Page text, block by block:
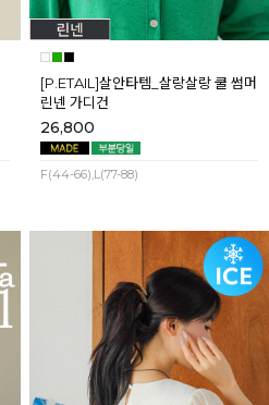
[P.ETAIL]살안타템_살랑살랑 쿨 썸머
린넨 가디건
26,800
F(44-66),L(77-88)